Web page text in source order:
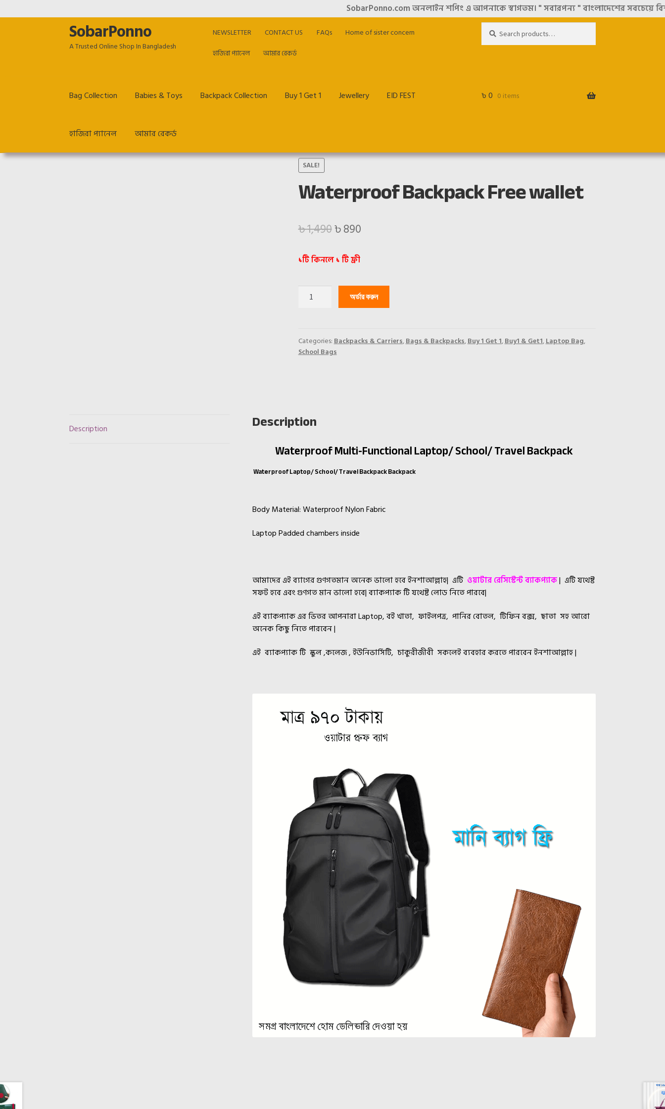
SobarPonno.com অনলাইন শপিং এ আপনাকে স্বাগতম। " সবারপন্য " বাংলাদেশের সবচেয়ে বিশ্বস্ত
Skip
to
navigation
Skip
to
content
SobarPonno
A Trusted Online Shop In Bangladesh
NEWSLETTER CONTACT US FAQs
Home of sister concern
হাজিরা প্যানেল
আমার রেকর্ড
for:
Bag Collection Babies & Toys Backpack Collection Buy 1 Get 1 Jewellery EID FEST
হাজিরা প্যানেল আমার রেকর্ড
My account
হাজিরা প্যানেল
৳0 0 items
SALE!
Waterproof Backpack Free wallet
৳1,490Original
was:
৳ 1,490.
৳890Current
৳ 890.
১টি কিনলে ১ টি ফ্রী
Waterproof
Backpack
quantity
অর্ডার করুন
Categories:Backpacks & Carriers,Bags & Backpacks,Buy 1 Get 1,Buy1 & Get1,Laptop Bag,
School Bags
Description Description
Waterproof Multi-Functional Laptop/ School/ Travel Backpack
Waterproof Laptop/ School/ Travel BackpackBackpack
Body Material: Waterproof Nylon Fabric
Laptop Padded chambers inside
আমাদের এই ব্যাগের গুণগতমান অনেক ভালো হবে ইনশাআল্লাহ| এটি ওয়াটার রেসিস্টেন্ট ব্যাকপ্যাক| এটি যথেষ্ট
সফট হবে এবং গুণগত মান ভালো হবে| ব্যাকপ্যাক টি যথেষ্ট লোড নিতে পারবে|
এই ব্যাকপ্যাক এর ভিতর আপনারা Laptop, বই খাতা, ফাইলপত্র, পানির বোতল, টিফিন বক্স, ছাতা সহ আরো
অনেক কিছু নিতে পারবেন |
এই ব্যাকপ্যাক টি স্কুল ,কলেজ , ইউনিভার্সিটি, চাকুরীজীবী সকলেই ব্যবহার করতে পারবেন ইনশাআল্লাহ |